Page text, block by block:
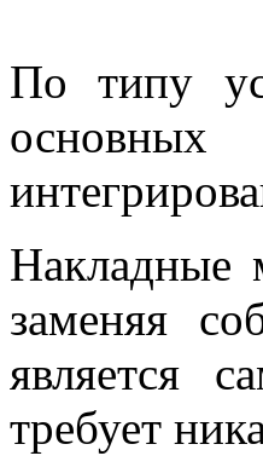
По типу
Накладные
заменяя
является
требует